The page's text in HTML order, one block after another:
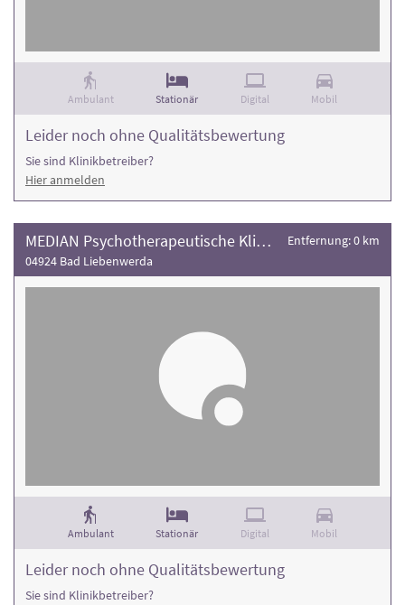
Ambulant Stationär Digital Mobil
Leider noch ohne Qualitätsbewertung
Sie sind Klinikbetreiber?
Hier anmelden
MEDIAN Psychotherapeutische Klinik Bad Liebenwerda
04924 Bad Liebenwerda
Entfernung: 0 km
Ambulant Stationär Digital Mobil
Leider noch ohne Qualitätsbewertung
Sie sind Klinikbetreiber?